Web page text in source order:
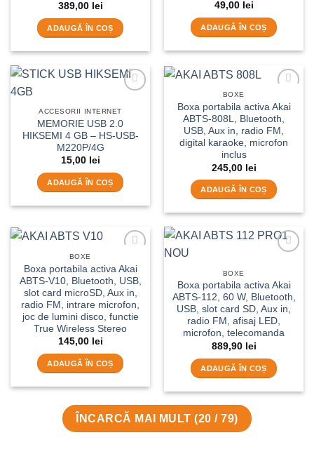
Evaluat la5
din 5
389,00 lei
ADAUGĂ ÎN COȘ
49,00 lei
ADAUGĂ ÎN COȘ
wishlist
ACCESORII INTERNET
MEMORIE USB 2.0
HIKSEMI 4 GB – HS-USB-
M220P/4G
15,00 lei
ADAUGĂ ÎN COȘ
wishlist
BOXE
Boxa portabila activa Akai
ABTS-808L, Bluetooth,
USB, Aux in, radio FM,
digital karaoke, microfon
inclus
245,00 lei
ADAUGĂ ÎN COȘ
wishlist
BOXE
Boxa portabila activa Akai
ABTS-V10, Bluetooth, USB,
slot card microSD, Aux in,
radio FM, intrare microfon,
joc de lumini disco, functie
True Wireless Stereo
145,00 lei
ADAUGĂ ÎN COȘ
BOXE
Boxa portabila activa Akai
ABTS-112, 60 W, Bluetooth,
USB, slot card SD, Aux in,
radio FM, afisaj LED,
microfon, telecomanda
889,90 lei
ADAUGĂ ÎN COȘ
ÎNCARCĂ MAI MULT(20 / 79)